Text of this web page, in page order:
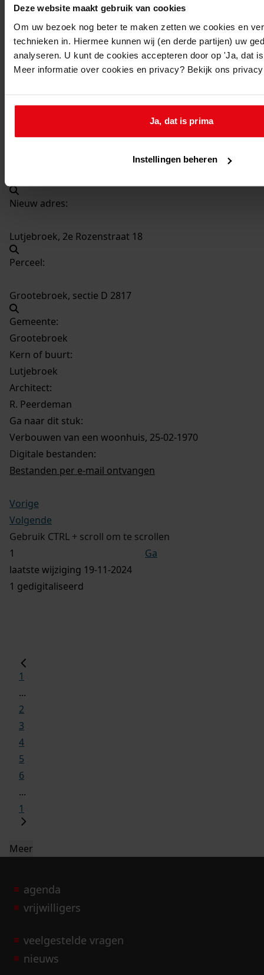
Deze website maakt gebruik van cookies
Om uw bezoek nog beter te maken zetten we cookies en
technieken in. Hiermee kunnen wij (en derde partijen) uw
analyseren. U kunt de cookies accepteren door op 'Ja, dat
Meer informatie over cookies en privacy? Bekijk ons
Ja, dat is prima
Instellingen beheren
1633 Verbouwen van een woonhuis, 25-02-1970
Datering:
25-02-1970
Verbouwen van een woonhuis
Datum vergunning:
Nieuw adres:
Lutjebroek, 2e Rozenstraat 18
Perceel:
Grootebroek, sectie D 2817
Gemeente:
Grootebroek
Kern of buurt:
Lutjebroek
Architect:
R. Peerdeman
Ga naar dit stuk:
Verbouwen van een woonhuis, 25-02-1970
Digitale bestanden:
Bestanden per e-mail ontvangen
Vorige
Volgende
Gebruik CTRL + scroll om te scrollen
Ga
laatste wijziging 19-11-2024
1 gedigitaliseerd
1
...
2
3
4
5
6
...
1
Meer
agenda
vrijwilligers
veelgestelde vragen
nieuws